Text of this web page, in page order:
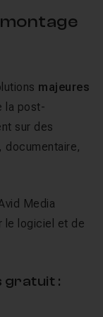
majeures
la post-
sur des
Media
le logiciel et de
gratuit :